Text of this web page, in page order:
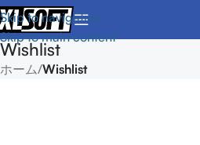
Skip to navigation
Skip to main content
Wishlist
ホーム/Wishlist